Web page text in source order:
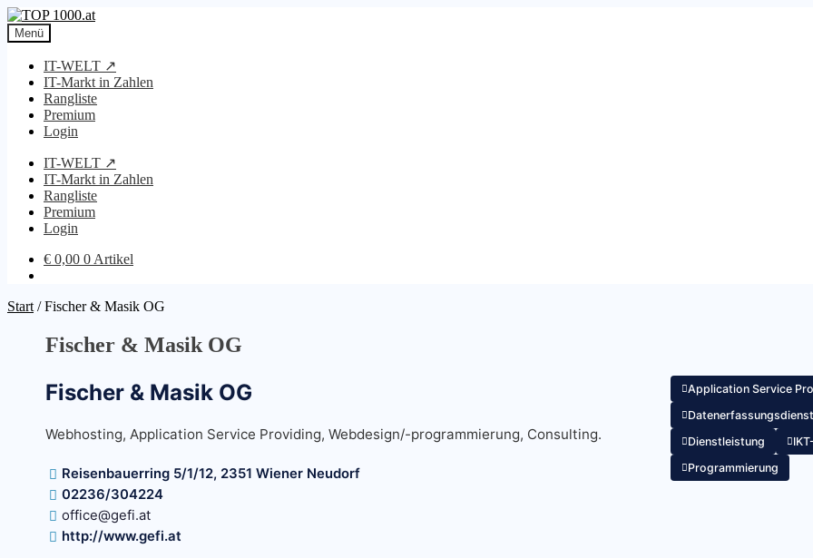
Zur
Navigation
springen
Zum
Inhalt
springen
Menü
IT-WELT ↗
IT-Markt in Zahlen
Rangliste
Premium
Login
IT-WELT ↗
IT-Markt in Zahlen
Rangliste
Premium
Login
€ 0,00 0 Artikel
Start /Fischer & Masik OG
Fischer & Masik OG
Fischer & Masik OG
Webhosting, Application Service Providing, Webdesign/-programmierung, Consulting.
Reisenbauerring 5/1/12, 2351 Wiener Neudorf
02236/304224
office@gefi.at
http://www.gefi.at
Application Service
Dienstleistung
Programmierung